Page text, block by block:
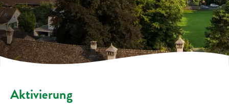
Aktivierung